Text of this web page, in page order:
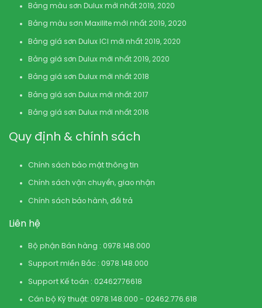
Bảng màu sơn Dulux mới nhất 2019, 2020
Bảng màu sơn Maxilite mới nhất 2019, 2020
Bảng giá sơn Dulux ICI mới nhất 2019, 2020
Bảng giá sơn Dulux mới nhất 2019, 2020
Bảng giá sơn Dulux mới nhất 2018
Bảng giá sơn Dulux mới nhất 2017
Bảng giá sơn Dulux mới nhất 2016
Quy định & chính sách
Chính sách bảo mật thông tin
Chính sách vận chuyển, giao nhận
Chính sách bảo hành, đổi trả
Liên hệ
Bộ phận Bán hàng : 0978.148.000
Support miền Bắc : 0978.148.000
Support Kế toán : 02462776618
Cán bộ Kỹ thuật: 0978.148.000 - 02462.776.618